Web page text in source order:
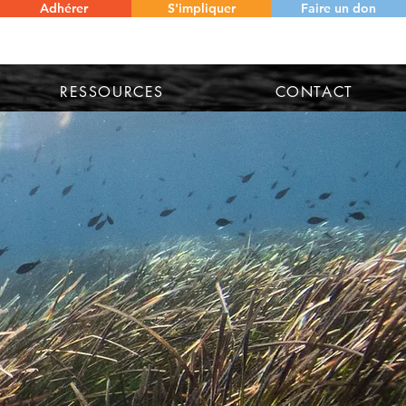
Adhérer S'impliquer Faire un don
RESSOURCES CONTACT